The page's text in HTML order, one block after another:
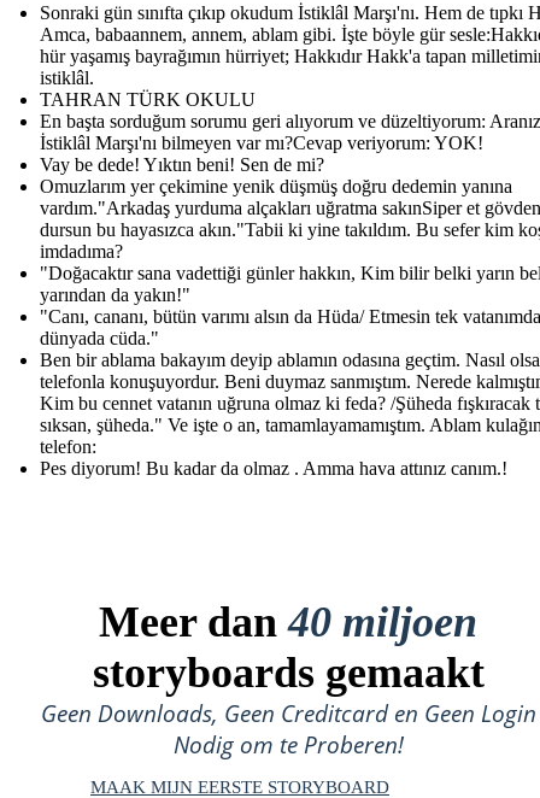
Sonraki gün sınıfta çıkıp okudum İstiklâl Marşı'nı. Hem de tıpkı
Amca, babaannem, annem, ablam gibi. İşte böyle gür
hür yaşamış bayrağımın hürriyet; Hakkıdır Hakk'a tapan
istiklâl.
TAHRAN TÜRK OKULU
En başta sorduğum sorumu geri alıyorum ve düzeltiyorum:
İstiklâl Marşı'nı bilmeyen var mı?Cevap veriyorum: YOK!
Vay be dede! Yıktın beni! Sen de mi?
Omuzlarım yer çekimine yenik düşmüş doğru dedemin yanına
vardım."Arkadaş yurduma alçakları uğratma sakınSiper et
dursun bu hayasızca akın."Tabii ki yine takıldım. Bu sefer kim
imdadıma?
"Doğacaktır sana vadettiği günler hakkın, Kim bilir belki yarın
yarından da yakın!"
"Canı, cananı, bütün varımı alsın da Hüda/ Etmesin tek
dünyada cüda."
Ben bir ablama bakayım deyip ablamın odasına geçtim. Nasıl olsa
telefonla konuşuyordur. Beni duymaz sanmıştım. Nerede
Kim bu cennet vatanın uğruna olmaz ki feda? /Şüheda fışkıracak
sıksan, şüheda." Ve işte o an, tamamlayamamıştım. Ablam
telefon:
Pes diyorum! Bu kadar da olmaz . Amma hava attınız canım.!
Meer dan40 miljoen
storyboards gemaakt
Geen Downloads, Geen Creditcard en Geen Login
Nodig om te Proberen!
MAAK MIJN EERSTE STORYBOARD